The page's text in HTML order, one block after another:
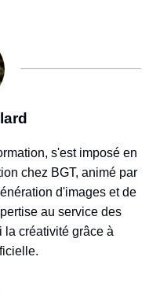
s'est imposé en
chez BGT, animé par
d'images et de
au service des
la créativité grâce à